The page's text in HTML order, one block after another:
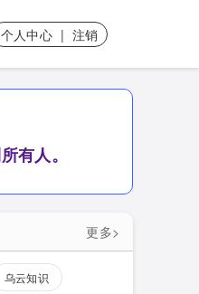
个人中心 | 注销
有人。
更多>
乌云知识